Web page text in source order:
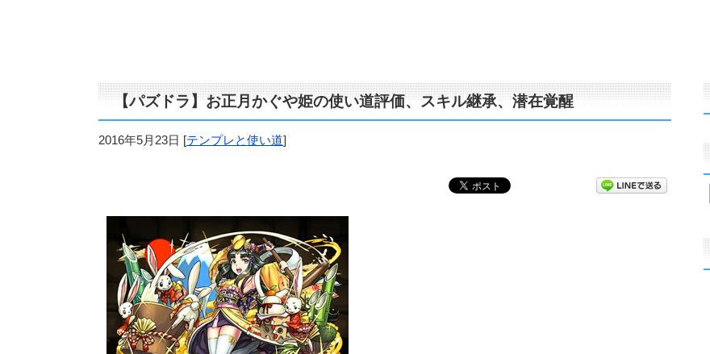
【パズドラ】お正月かぐや姫の使い道評価、スキル継承、潜在覚醒
2016年5月23日 [テンプレと使い道]